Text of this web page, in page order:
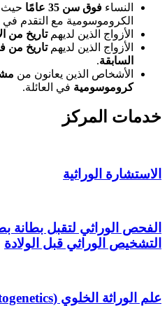
النساء فوق سن 35 عامًا
حيث
الكروموسومية مع التقدم في
الأزواج الذين لديهمتاريخ من
الأزواج الذين لديهمتاريخ من
السابقة.
الأشخاص الذين يعانون من
كروموسومية في العائلة.
خدمات المركز
الاستشارة الوراثية
التشخيص الوراثي قبل الولادة
علم الوراثة الخلوي (Postnatal cytogenetics)